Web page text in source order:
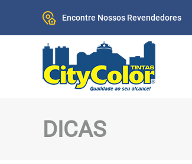
Encontre Nossos Revendedores
DICAS